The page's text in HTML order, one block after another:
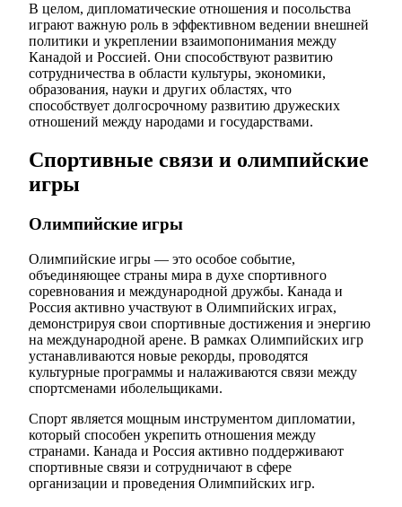
В целом, дипломатические отношения и посольства
играют важную роль в эффективном ведении внешней
политики и укреплении взаимопонимания между
Канадой и Россией. Они способствуют развитию
сотрудничества в области культуры, экономики,
образования, науки и других областях, что
способствует долгосрочному развитию дружеских
отношений между народами и государствами.
Спортивные связи и олимпийские
игры
Олимпийские игры
Олимпийские игры — это особое событие,
объединяющее страны мира в духе спортивного
соревнования и международной дружбы. Канада и
Россия активно участвуют в Олимпийских играх,
демонстрируя свои спортивные достижения и энергию
на международной арене. В рамках Олимпийских игр
устанавливаются новые рекорды, проводятся
культурные программы и налаживаются связи между
спортсменами иболельщиками.
Спорт является мощным инструментом дипломатии,
который способен укрепить отношения между
странами. Канада и Россия активно поддерживают
спортивные связи и сотрудничают в сфере
организации и проведения Олимпийских игр.